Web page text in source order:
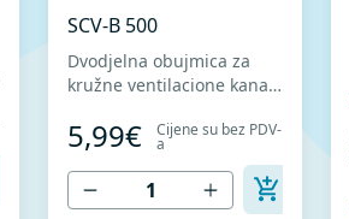
SCV-B 500
Dvodjelna obujmica za
kružne ventilacione kanale
amortizacione gume, sa
navrtkom za navojnu
šipku. Omogućava brzu
montažu zahvaljujući
5,99€ Cijene su bez PDV-
a